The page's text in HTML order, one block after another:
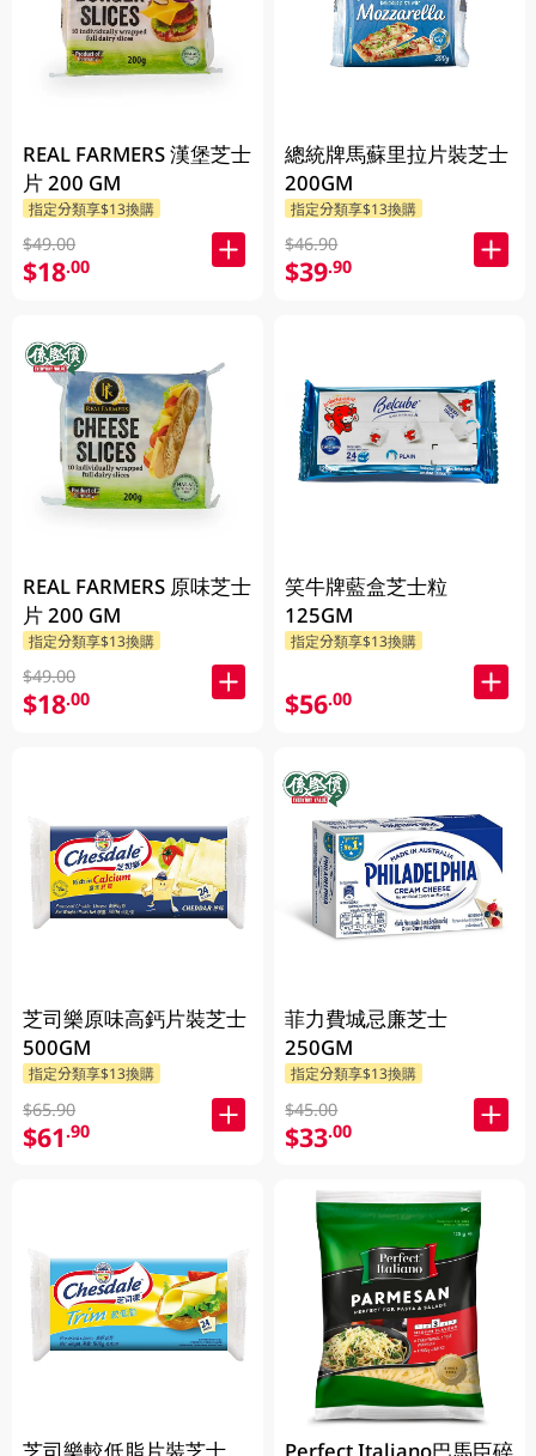
REAL FARMERS 漢堡芝士
片 200 GM
指定分類享$13換購
$49.00
$18.00
REAL FARMERS 原味芝士
片 200 GM
指定分類享$13換購
$49.00
$18.00
芝司樂原味高鈣片裝芝士
500GM
指定分類享$13換購
$65.90
$61.90
總統牌馬蘇里拉片裝芝士
200GM
指定分類享$13換購
$46.90
$39.90
笑牛牌藍盒芝士粒
125GM
指定分類享$13換購
$56.00
菲力費城忌廉芝士
250GM
指定分類享$13換購
$45.00
$33.00